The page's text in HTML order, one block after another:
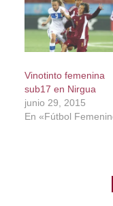
Vinotinto femenina
sub17 en Nirgua
junio 29, 2015
En «Fútbol